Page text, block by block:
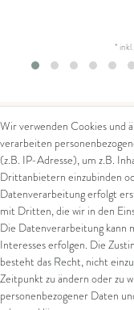
*
Kontakt
Kontaktformular
Arena in Arte GmbH
Marktgasse 2,
8600 Dübendorf
Tel: +41 44 821 60 40
Wir verwenden Cookies und
verarbeiten
(z.B. IP-Adresse), um z.B.
Drittanbietern einzubinden
Datenverarbeitung erfolgt
mit Dritten, die wir in den
Die Datenverarbeitung kann
Interesses erfolgen. Die
besteht das Recht, nicht
Zeitpunkt zu ändern oder zu
personenbezogener Daten